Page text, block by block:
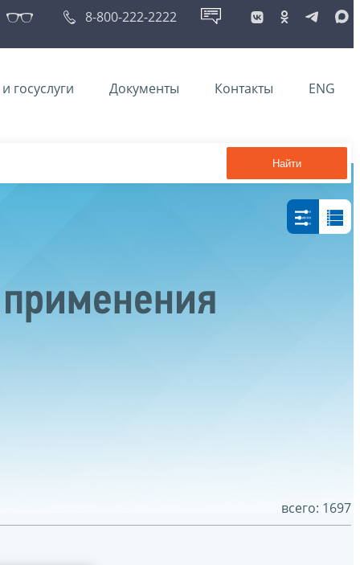
8-800-222-2222
госуслуги Документы Контакты ENG
Найти
всего: 1697